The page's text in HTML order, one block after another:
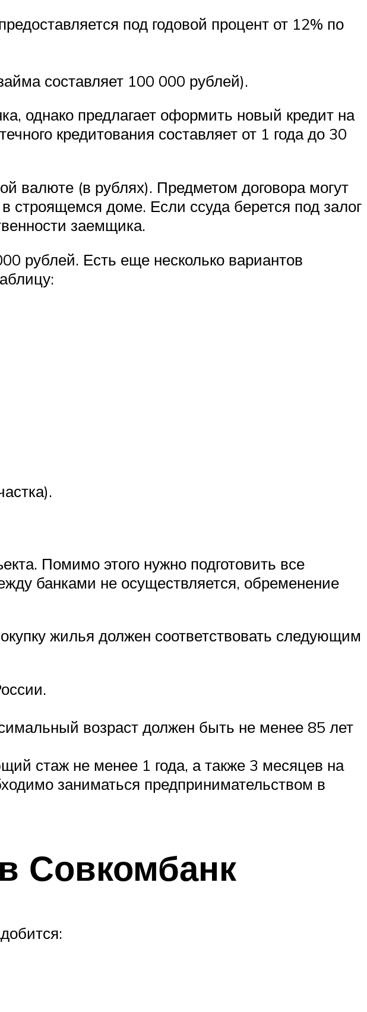
под годовой процент от 12% по
составляет 100 000 рублей).
однако предлагает оформить новый кредит на
кредитования составляет от 1 года до 30
валюте (в рублях). Предметом договора могут
строящемся доме. Если ссуда берется под залог
заемщика.
рублей. Есть еще несколько вариантов
Помимо этого нужно подготовить все
банками не осуществляется, обременение
жилья должен соответствовать следующим
возраст должен быть не менее 85 лет
стаж не менее 1 года, а также 3 месяцев на
заниматься предпринимательством в
Совкомбанк